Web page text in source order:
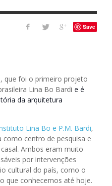
Save
que foi o primeiro projeto
Lina Bo Bardi e é
da arquitetura
Lina Bo e P.M. Bardi,
centro de pesquisa e
Ambos eram muito
por intervenções
cultural do país, como o
que conhecemos até hoje.